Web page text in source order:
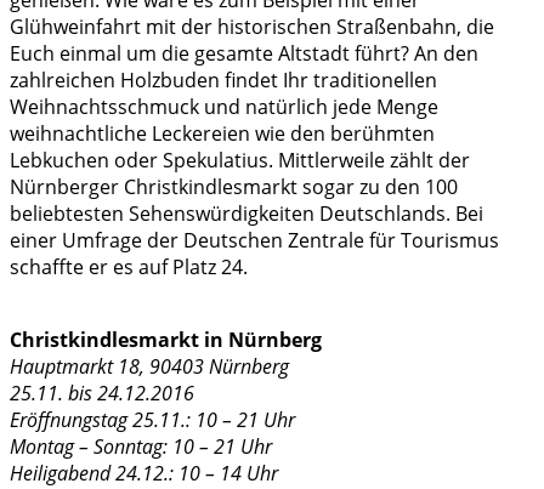
Glühweinfahrt mit der historischen Straßenbahn, die
Euch einmal um die gesamte Altstadt führt? An den
zahlreichen Holzbuden findet Ihr traditionellen
Weihnachtsschmuck und natürlich jede Menge
weihnachtliche Leckereien wie den berühmten
Lebkuchen oder Spekulatius. Mittlerweile zählt der
Nürnberger Christkindlesmarkt sogar zu den 100
beliebtesten Sehenswürdigkeiten Deutschlands. Bei
einer Umfrage der Deutschen Zentrale für Tourismus
schaffte er es auf Platz 24.
Christkindlesmarkt in Nürnberg
Hauptmarkt 18, 90403 Nürnberg
25.11. bis 24.12.2016
Eröffnungstag 25.11.: 10 – 21 Uhr
Montag – Sonntag: 10 – 21 Uhr
Heiligabend 24.12.: 10 – 14 Uhr